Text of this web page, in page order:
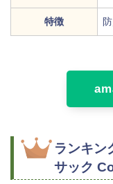
特徴
ランキン
サック